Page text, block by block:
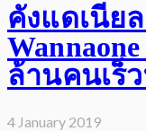
คังแดเนีย
ล้านคนเร็
4 January 2019